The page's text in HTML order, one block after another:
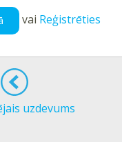
vai Reģistrēties
uzdevums